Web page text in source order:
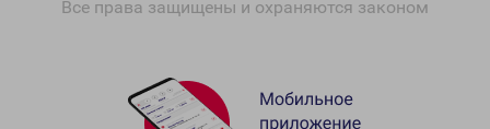
Все права защищены и охраняются законом